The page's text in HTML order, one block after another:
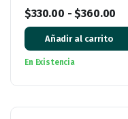
$330.00 - $360.00
Añadir al carrito
En Existencia